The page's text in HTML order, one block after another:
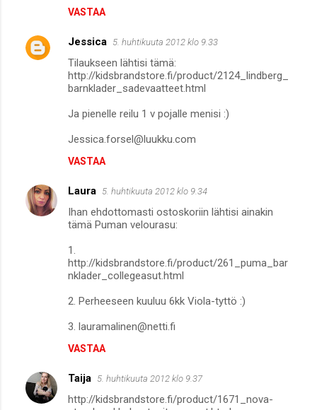
VASTAA
Jessica 5. huhtikuuta 2012 klo 9.33
Tilaukseen lähtisi tämä:
http://kidsbrandstore.fi/product/2124_lindberg_
barnklader_sadevaatteet.html
Ja pienelle reilu 1 v pojalle menisi :)
Jessica.forsel@luukku.com
VASTAA
Laura 5. huhtikuuta 2012 klo 9.34
Ihan ehdottomasti ostoskoriin lähtisi ainakin
tämä Puman velourasu:
1.
http://kidsbrandstore.fi/product/261_puma_bar
nklader_collegeasut.html
2. Perheeseen kuuluu 6kk Viola-tyttö :)
3. lauramalinen@netti.fi
VASTAA
Taija 5. huhtikuuta 2012 klo 9.37
http://kidsbrandstore.fi/product/1671_nova-